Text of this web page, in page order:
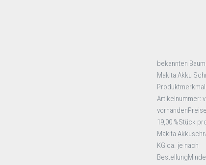
bekannten
Makita Akku
Artikelnummer:
19,00 %Stück
Makita
KG ca. je nach